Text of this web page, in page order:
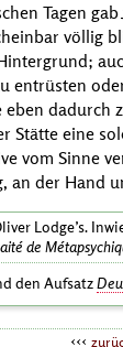
Tagen gab
völlig
entrüsten
dadurch
Stätte eine
vom Sinne
an der Hand
Lodge’s.
de
den Aufsatz